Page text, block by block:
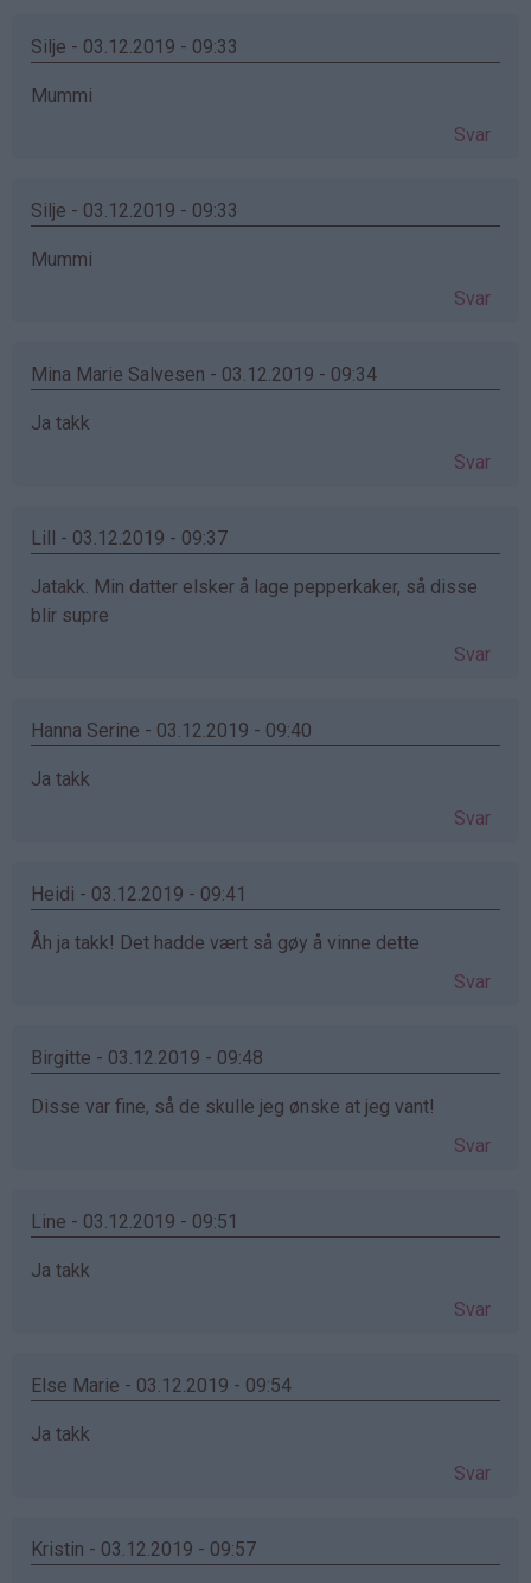
Silje - 03.12.2019 - 09:33
Mummi
Svar
Silje - 03.12.2019 - 09:33
Mummi
Svar
Mina Marie Salvesen - 03.12.2019 - 09:34
Ja takk
Svar
Lill - 03.12.2019 - 09:37
Jatakk. Min datter elsker å lage pepperkaker, så disse
blir supre
Svar
Hanna Serine - 03.12.2019 - 09:40
Ja takk
Svar
Heidi - 03.12.2019 - 09:41
Åh ja takk! Det hadde vært så gøy å vinne dette
Svar
Birgitte - 03.12.2019 - 09:48
Disse var fine, så de skulle jeg ønske at jeg vant!
Svar
Line - 03.12.2019 - 09:51
Ja takk
Svar
Else Marie - 03.12.2019 - 09:54
Ja takk
Svar
Kristin - 03.12.2019 - 09:57